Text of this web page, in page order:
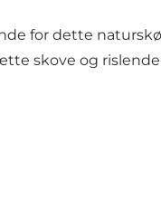
for dette
skove og